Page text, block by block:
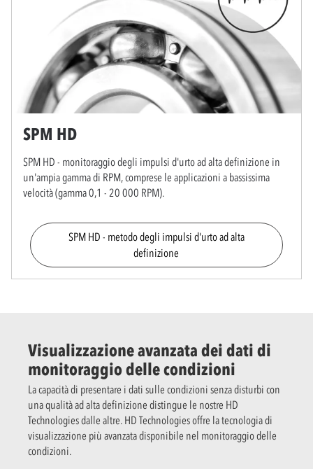
SPM HD
SPM HD - monitoraggio degli impulsi d'urto ad alta definizione in
un'ampia gamma di RPM, comprese le applicazioni a bassissima
velocità (gamma 0,1 - 20 000 RPM).
SPM HD - metodo degli impulsi d'urto ad alta
definizione
Visualizzazione avanzata dei dati di
monitoraggio delle condizioni
La capacità di presentare i dati sulle condizioni senza disturbi con
una qualità ad alta definizione distingue le nostre HD
Technologies dalle altre. HD Technologies offre la tecnologia di
visualizzazione più avanzata disponibile nel monitoraggio delle
condizioni.